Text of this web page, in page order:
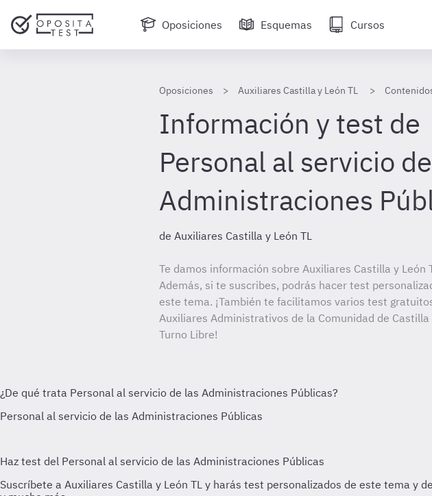
Oposiciones Esquemas Cursos
Oposiciones Auxiliares Castilla y León TL
Información y test de
Personal al servicio
Administraciones
de Auxiliares Castilla y León TL
Te damos información sobre Auxiliares Castilla y León
Además, si te suscribes, podrás hacer test
este tema. ¡También te facilitamos varios test
Auxiliares Administrativos de la Comunidad de Castilla
Turno Libre!